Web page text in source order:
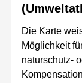
Die Karte
Möglichkeit
naturschutz-